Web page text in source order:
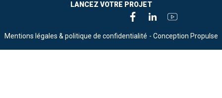
LANCEZ VOTRE PROJET
Mentions légales & politique de confidentialité - Conception Propulse